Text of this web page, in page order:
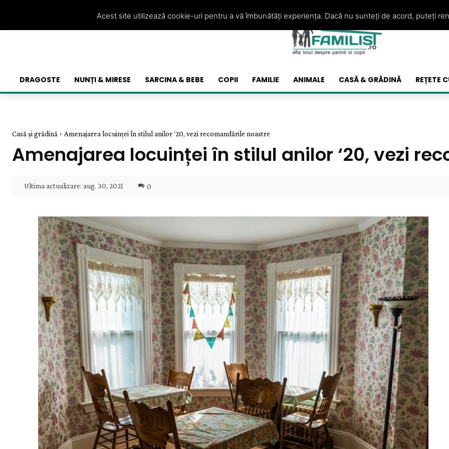
DRAGOSTE NUNȚI & MIRESE SARCINA & BEBE COPII FAMILIE ANIMALE CASĂ & GRĂDINĂ REȚETE
Casă și grădină Amenajarea locuinței în stilul anilor ‘20, vezi recomandările noastre
Amenajarea locuinței în stilul anilor ‘20, vezi
Ultima actualizare: aug. 30, 2021 0
Acest site utilizează cookie-uri pentru a vă îmbunătăți experiența. Dacă nu sunteți de acord, puteți